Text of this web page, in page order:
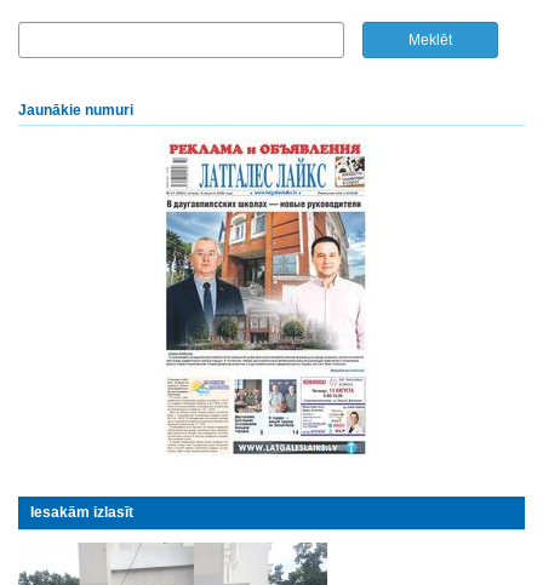
Jaunākie numuri
Iesakām izlasīt